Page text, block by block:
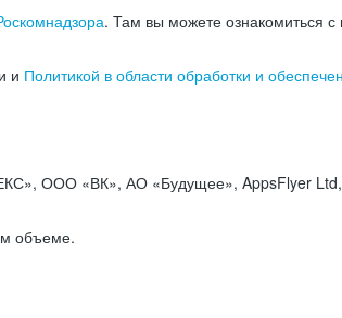
. Там вы можете ознакомиться
и Политикой в области обработки и
ООО «ВК», АО «Будущее», AppsFlyer
объеме.